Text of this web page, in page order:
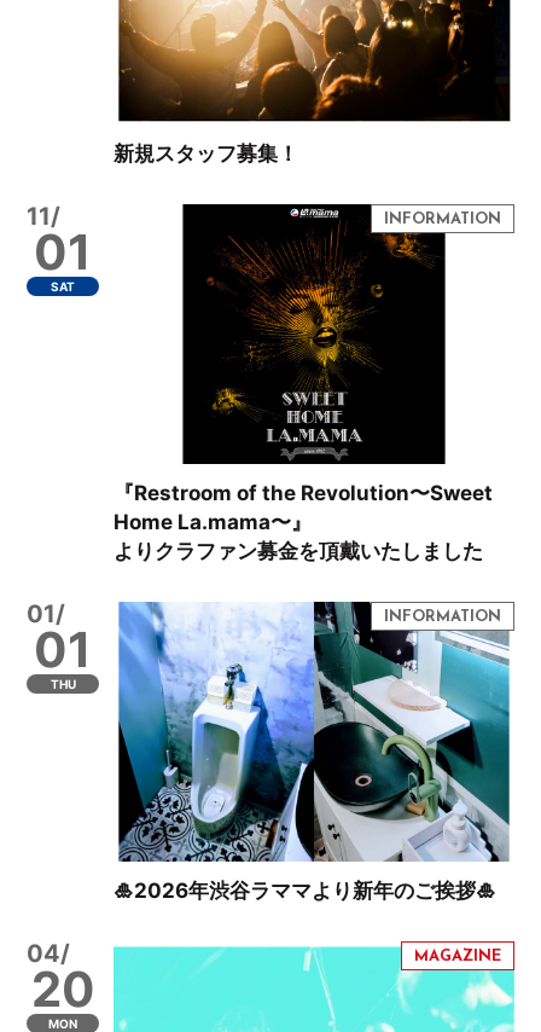
新規スタッフ募集！
11/
01
SAT
『Restroom of the Revolution〜Sweet
Home La.mama〜』
よりクラファン募金を頂戴いたしました
01/
01
THU
🎍2026年渋谷ラママより新年のご挨拶🎍
04/
20
MON